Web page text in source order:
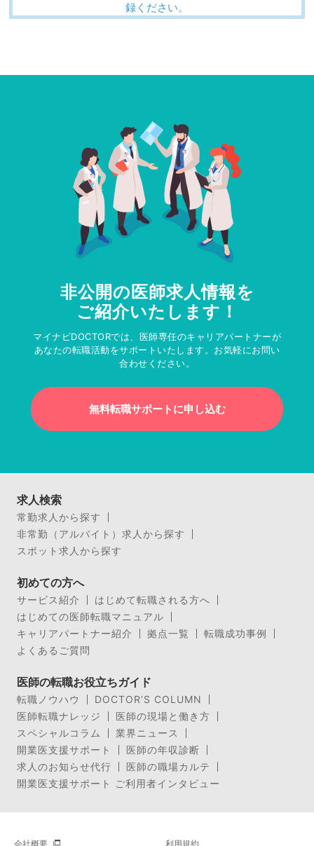
録ください。
非公開の医師求人情報を
ご紹介いたします！
マイナビDOCTORでは、医師専任のキャリアパートナーが
あなたの転職活動をサポートいたします。お気軽にお問い
合わせください。
無料転職サポートに申し込む
求人検索
常勤求人から探す
非常勤（アルバイト）求人から探す
スポット求人から探す
初めての方へ
サービス紹介
はじめて転職される方へ
はじめての医師転職マニュアル
キャリアパートナー紹介
拠点一覧
転職成功事例
よくあるご質問
医師の転職お役立ちガイド
転職ノウハウ
DOCTOR’S COLUMN
医師転職ナレッジ
医師の現場と働き方
スペシャルコラム
業界ニュース
開業医支援サポート
医師の年収診断
求人のお知らせ代行
医師の職場カルテ
開業医支援サポート ご利用者インタビュー
会社概要 利用規約